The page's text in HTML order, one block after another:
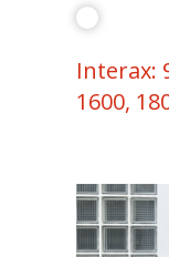
Interax:
1600,